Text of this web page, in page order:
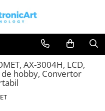
AX-3004H, LCD,
hobby, Convertor